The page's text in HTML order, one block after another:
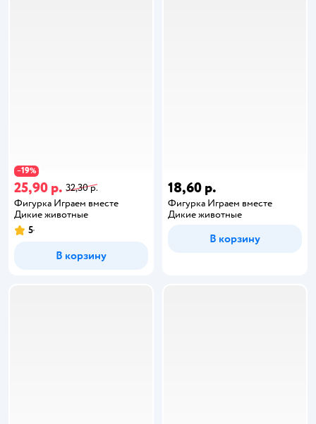
−19%
25,90 р. 32,30 р.
Фигурка Играем вместе
Дикие животные
5
В корзину
18,60 р.
Фигурка Играем вместе
Дикие животные
В корзину